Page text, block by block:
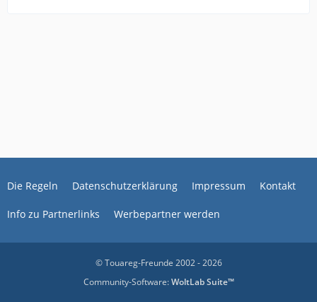
Die Regeln Datenschutzerklärung Impressum Kontakt
Info zu Partnerlinks Werbepartner werden
© Touareg-Freunde 2002 - 2026
Community-Software:WoltLab Suite™